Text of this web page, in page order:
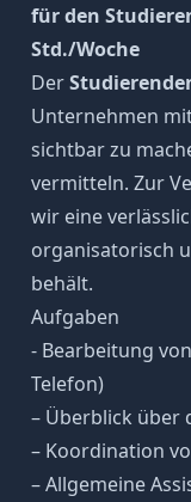
für den
Std./Woche
Der
Unternehmen
sichtbar zu
vermitteln. Zur
wir eine
organisatorisch
behält.
Aufgaben
- Bearbeitung
Telefon)
– Überblick über
– Koordination
– Allgemeine